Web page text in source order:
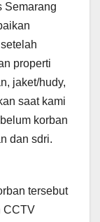
Semarang
properti
jaket/hudy,
saat kami
korban
dan sdri.
tersebut
CCTV